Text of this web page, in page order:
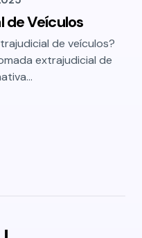
de Veículos
de veículos?
extrajudicial de